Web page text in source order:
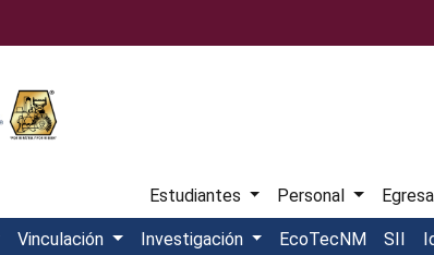
Estudiantes Personal
Vinculación Investigación EcoTecNM SII